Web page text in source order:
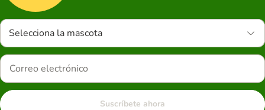
Selecciona la mascota
Suscríbete ahora